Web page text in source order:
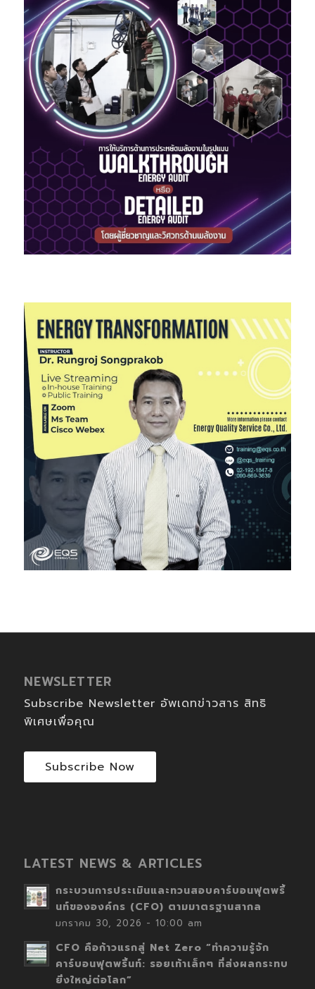
NEWSLETTER
Subscribe Newsletter อัพเดทข่าวสาร สิทธิ
พิเศษเพื่อคุณ
Subscribe Now
LATEST NEWS & ARTICLES
กระบวนการประเมินและทวนสอบคาร์บอนฟุตพริ้
นท์ขององค์กร (CFO) ตามมาตรฐานสากล
มกราคม 30, 2026 - 10:00 am
CFO คือก้าวแรกสู่ Net Zero “ทำความรู้จัก
คาร์บอนฟุตพริ้นท์: รอยเท้าเล็กๆ ที่ส่งผลกระทบ
ยิ่งใหญ่ต่อโลก”